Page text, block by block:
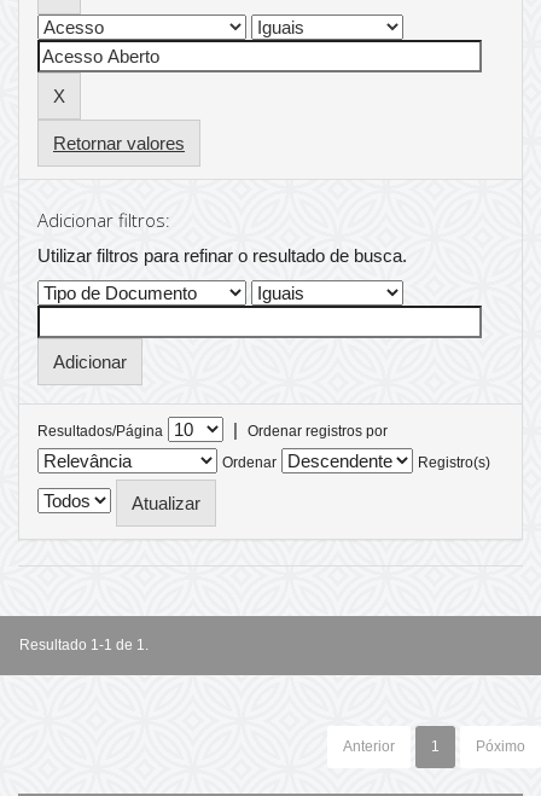
Retornar valores
Adicionar filtros:
Utilizar filtros para refinar o resultado de busca.
Resultados/Página |
Ordenar registros por
Ordenar
Registro(s)
Resultado 1-1 de 1.
Anterior 1 Póximo